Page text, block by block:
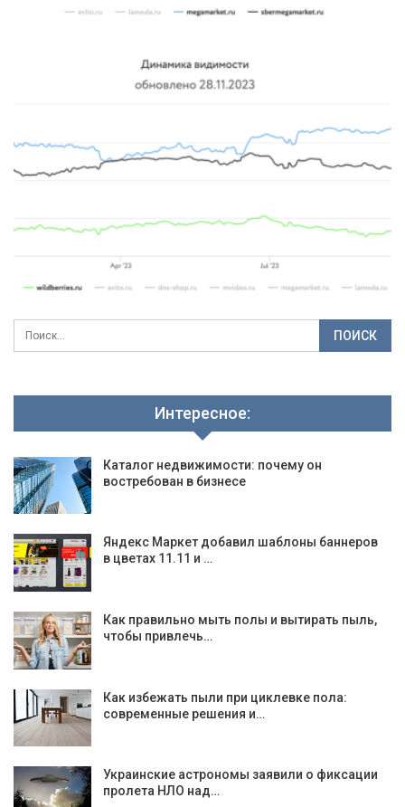
Интересное:
Каталог недвижимости: почему он
востребован в бизнесе
Яндекс Маркет добавил шаблоны баннеров
в цветах 11.11 и …
Как правильно мыть полы и вытирать пыль,
чтобы привлечь…
Как избежать пыли при циклевке пола:
современные решения и…
Украинские астрономы заявили о фиксации
пролета НЛО над…